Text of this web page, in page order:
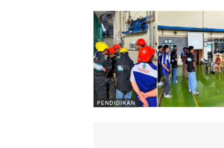
PENDIDIKAN